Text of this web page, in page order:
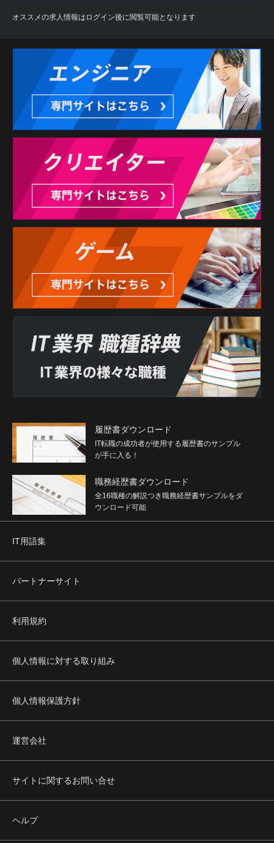
オススメの求人情報はログイン後に閲覧可能となります
履歴書ダウンロード
IT転職の成功者が使用する履歴書のサンプル
が手に入る！
職務経歴書ダウンロード
全16職種の解説つき職務経歴書サンプルをダ
ウンロード可能
IT用語集
パートナーサイト
利用規約
個人情報に対する取り組み
個人情報保護方針
運営会社
サイトに関するお問い合せ
ヘルプ